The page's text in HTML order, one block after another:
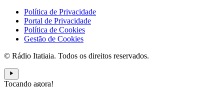
Política de Privacidade
Portal de Privacidade
Política de Cookies
Gestão de Cookies
© Rádio Itatiaia. Todos os direitos reservados.
Tocando agora!